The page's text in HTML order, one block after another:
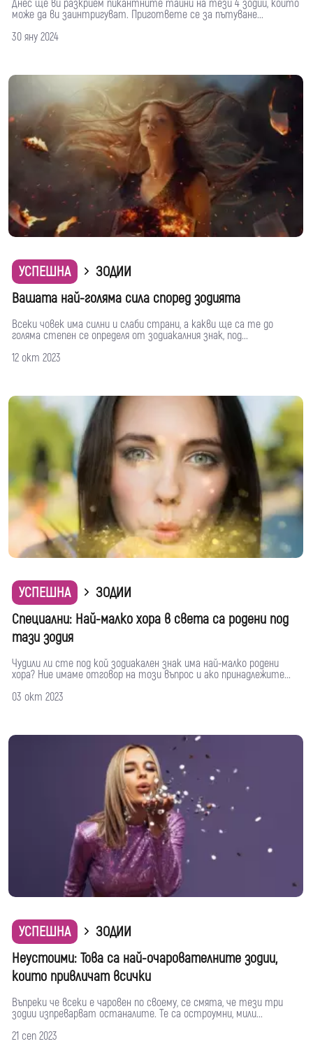
Днес ще ви разкрием пикантните тайни на тези 4 зодии, които
може да ви заинтригуват. Пригответе се за пътуване...
30 яну 2024
УСПЕШНА
ЗОДИИ
Вашата най-голяма сила според зодията
Всеки човек има силни и слаби страни, а какви ще са те до
голяма степен се определя от зодиакалния знак, под...
12 окт 2023
УСПЕШНА
ЗОДИИ
Специални: Най-малко хора в света са родени под
тази зодия
Чудили ли сте под кой зодиакален знак има най-малко родени
хора? Ние имаме отговор на този въпрос и ако принадлежите...
03 окт 2023
УСПЕШНА
ЗОДИИ
Неустоими: Това са най-очарователните зодии,
които привличат всички
Въпреки че всеки е чаровен по своему, се смята, че тези три
зодии изпреварват останалите. Те са остроумни, мили...
21 сеп 2023